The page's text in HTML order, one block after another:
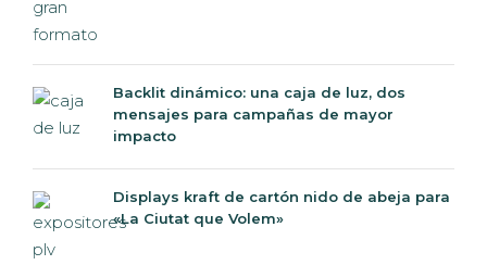
Backlit dinámico: una caja de luz, dos
mensajes para campañas de mayor
impacto
Displays kraft de cartón nido de abeja para
«La Ciutat que Volem»